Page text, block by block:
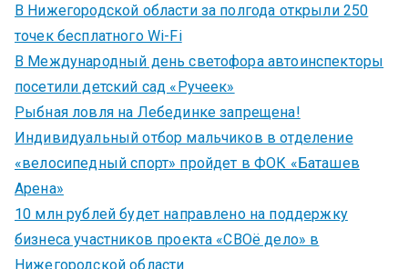
В Нижегородской области за полгода открыли 250
точек бесплатного Wi-Fi
В Международный день светофора автоинспекторы
посетили детский сад «Ручеек»
Рыбная ловля на Лебединке запрещена!
Индивидуальный отбор мальчиков в отделение
«велосипедный спорт» пройдет в ФОК «Баташев
Арена»
10 млн рублей будет направлено на поддержку
бизнеса участников проекта «СВОё дело» в
Нижегородской области